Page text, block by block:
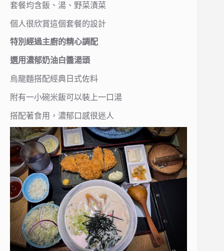
套餐均含飯、湯、野菜漬菜
個人很欣賞這個套餐的設計
特別經過主廚的精心調配
選用濃郁奶油白醬湯頭
烏龍麵搭配經典日式佐料
附有一小碗米飯可以裝上一口湯
搭配著食用，濃郁口感很迷人